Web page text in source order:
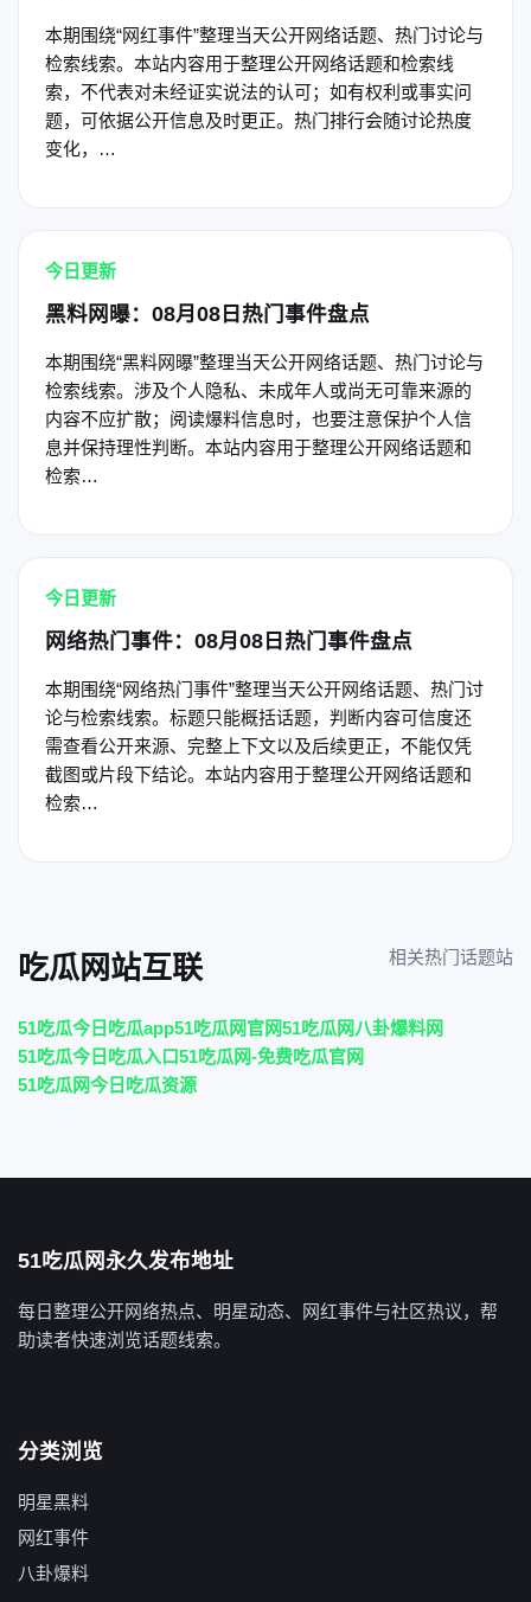
本期围绕“网红事件”整理当天公开网络话题、热门讨论与
检索线索。本站内容用于整理公开网络话题和检索线
索，不代表对未经证实说法的认可；如有权利或事实问
题，可依据公开信息及时更正。热门排行会随讨论热度
变化，…
今日更新
黑料网曝：08月08日热门事件盘点
本期围绕“黑料网曝”整理当天公开网络话题、热门讨论与
检索线索。涉及个人隐私、未成年人或尚无可靠来源的
内容不应扩散；阅读爆料信息时，也要注意保护个人信
息并保持理性判断。本站内容用于整理公开网络话题和
检索…
今日更新
网络热门事件：08月08日热门事件盘点
本期围绕“网络热门事件”整理当天公开网络话题、热门讨
论与检索线索。标题只能概括话题，判断内容可信度还
需查看公开来源、完整上下文以及后续更正，不能仅凭
截图或片段下结论。本站内容用于整理公开网络话题和
检索…
吃瓜网站互联 相关热门话题站
51吃瓜今日吃瓜app51吃瓜网官网51吃瓜网八卦爆料网
51吃瓜今日吃瓜入口51吃瓜网-免费吃瓜官网
51吃瓜网今日吃瓜资源
51吃瓜网永久发布地址
每日整理公开网络热点、明星动态、网红事件与社区热议，帮
助读者快速浏览话题线索。
分类浏览
明星黑料
网红事件
八卦爆料